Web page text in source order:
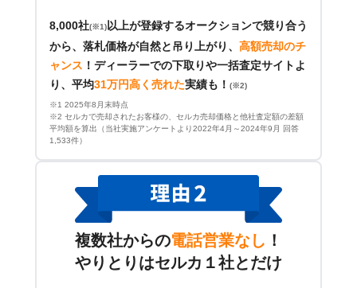
8,000社(※1) 以上が登録するオークションで競り合う
から、落札価格が自然と吊り上がり、 高額売却のチ
ャンス ！ ディーラーでの下取りや一括査定サイトよ
り、平均31万円高く売れた実績も！ (※2)
※1 2025年8月末時点
※2 セルカで売却されたお客様の、セルカ売却価格と他社査定額の差額
平均額を算出（当社実施アンケートより2022年4月～2024年9月 回答
1,533件）
複数社からの電話営業なし ！
やりとりはセルカ１社とだけ